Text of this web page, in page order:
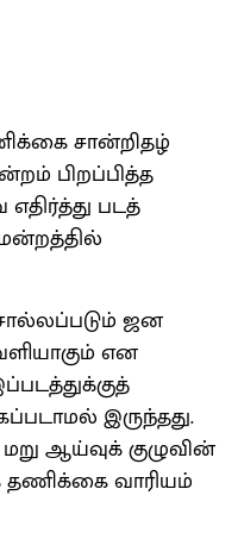
சான்றிதழ்
பிறப்பித்த
படத்
ஜன
என
இருந்தது.
ஆய்வுக் குழுவின்
தணிக்கை வாரியம்